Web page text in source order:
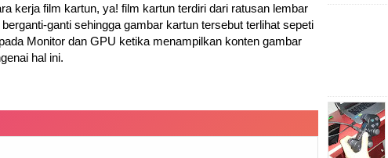
kerja film kartun, ya! film kartun terdiri dari ratusan lembar
ganti sehingga gambar kartun tersebut terlihat sepeti
Monitor dan GPU ketika menampilkan konten gambar
hal ini.